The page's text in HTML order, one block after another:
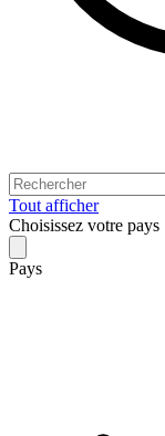
Tout afficher
Choisissez votre pays
Pays